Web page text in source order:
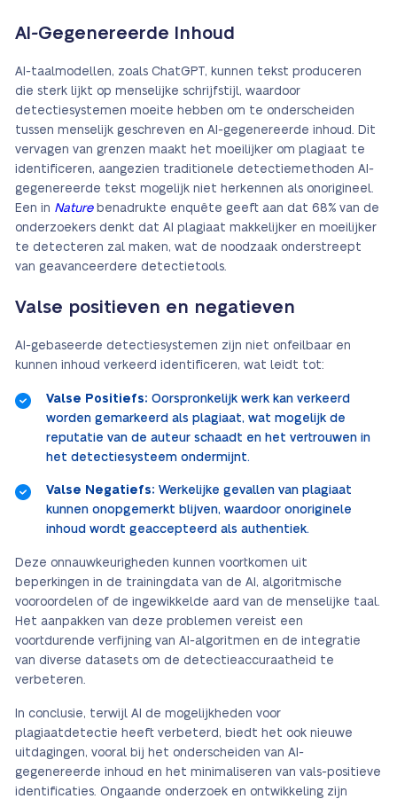
AI-Gegenereerde Inhoud
AI-taalmodellen, zoals ChatGPT, kunnen tekst produceren
die sterk lijkt op menselijke schrijfstijl, waardoor
detectiesystemen moeite hebben om te onderscheiden
tussen menselijk geschreven en AI-gegenereerde inhoud. Dit
vervagen van grenzen maakt het moeilijker om plagiaat te
identificeren, aangezien traditionele detectiemethoden AI-
gegenereerde tekst mogelijk niet herkennen als onorigineel.
Een in Naturebenadrukte enquête geeft aan dat 68% van de
onderzoekers denkt dat AI plagiaat makkelijker en moeilijker
te detecteren zal maken, wat de noodzaak onderstreept
van geavanceerdere detectietools.
Valse positieven en negatieven
AI-gebaseerde detectiesystemen zijn niet onfeilbaar en
kunnen inhoud verkeerd identificeren, wat leidt tot:
Valse Positiefs: Oorspronkelijk werk kan verkeerd
worden gemarkeerd als plagiaat, wat mogelijk de
reputatie van de auteur schaadt en het vertrouwen in
het detectiesysteem ondermijnt.
Valse Negatiefs: Werkelijke gevallen van plagiaat
kunnen onopgemerkt blijven, waardoor onoriginele
inhoud wordt geaccepteerd als authentiek.
Deze onnauwkeurigheden kunnen voortkomen uit
beperkingen in de trainingdata van de AI, algoritmische
vooroordelen of de ingewikkelde aard van de menselijke taal.
Het aanpakken van deze problemen vereist een
voortdurende verfijning van AI-algoritmen en de integratie
van diverse datasets om de detectieaccuraatheid te
verbeteren.
In conclusie, terwijl AI de mogelijkheden voor
plagiaatdetectie heeft verbeterd, biedt het ook nieuwe
uitdagingen, vooral bij het onderscheiden van AI-
gegenereerde inhoud en het minimaliseren van vals-positieve
identificaties. Ongaande onderzoek en ontwikkeling zijn